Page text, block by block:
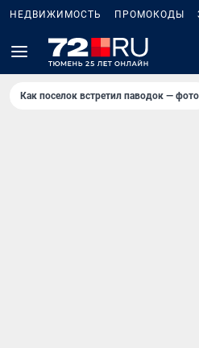
НЕДВИЖИМОСТЬ ПРОМОКОДЫ
Как поселок встретил паводок — фото